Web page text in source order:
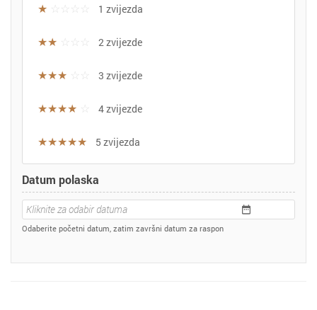
★ 1 zvijezda
★★ 2 zvijezde
★★★ 3 zvijezde
★★★★ 4 zvijezde
★★★★★ 5 zvijezda
Datum polaska
Odaberite početni datum, zatim završni datum za raspon